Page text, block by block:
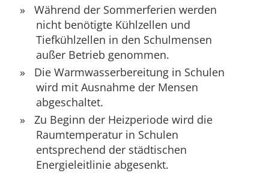
Während der Sommerferien werden
nicht benötigte Kühlzellen und
Tiefkühlzellen in den Schulmensen
außer Betrieb genommen.
Die Warmwasserbereitung in Schulen
wird mit Ausnahme der Mensen
abgeschaltet.
Zu Beginn der Heizperiode wird die
Raumtemperatur in Schulen
entsprechend der städtischen
Energieleitlinie abgesenkt.